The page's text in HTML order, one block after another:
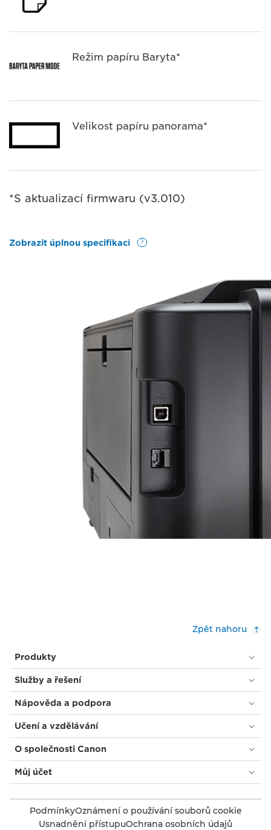
Režim papíru Baryta*
Velikost papíru panorama*
*S aktualizací firmwaru (v3.010)
Zobrazit úplnou specifikaci
Zpět nahoru
Produkty
Služby a řešení
Nápověda a podpora
Učení a vzdělávání
O společnosti Canon
Můj účet
PodmínkyOznámení o používání souborů cookie
Usnadnění přístupuOchrana osobních údajů